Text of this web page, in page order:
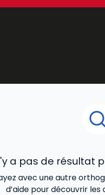
a pas de résultat
avec une autre
d’aide pour découvrir